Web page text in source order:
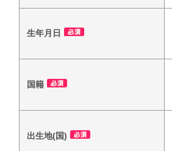
生年月日
国籍
出生地(国)